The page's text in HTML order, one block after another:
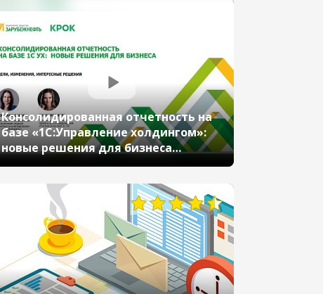
Консолидированная отчетность на
базе «1С:Управление холдингом»:
новые решения для бизнеса
(Бизнес-форум 1С:ERP онлайн 18
«Зарубежнефть», Кокотова Вера,